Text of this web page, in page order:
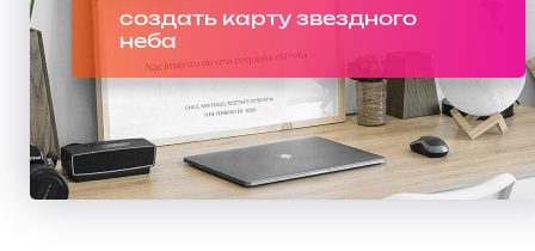
создать карту звездного
неба